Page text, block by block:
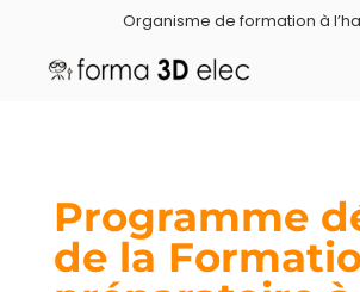
Organisme de formation à
Programme
de la